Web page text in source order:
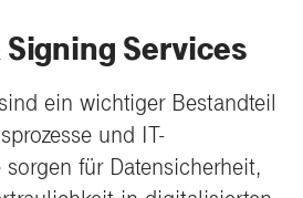
Services
ein wichtiger Bestandteil
und IT-
für Datensicherheit,